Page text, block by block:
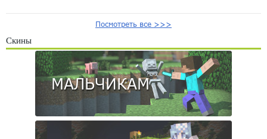
Посмотреть все >>>
Скины
МАЛЬЧИКАМ